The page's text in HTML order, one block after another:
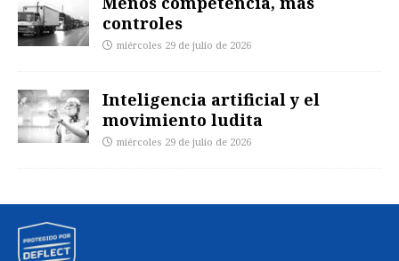
controles
miércoles 29 de julio de 2026
Inteligencia artificial y el
movimiento ludita
miércoles 29 de julio de 2026